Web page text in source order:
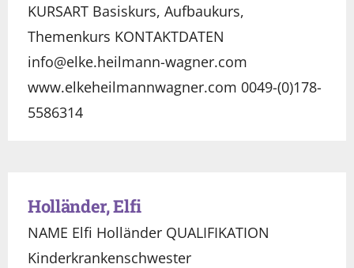
KURSART Basiskurs, Aufbaukurs,
Themenkurs KONTAKTDATEN
info@elke.heilmann-wagner.com
www.elkeheilmannwagner.com 0049-(0)178-
5586314
Holländer, Elfi
NAME Elfi Holländer QUALIFIKATION
Kinderkrankenschwester